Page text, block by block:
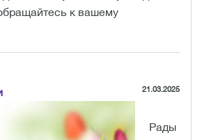
к вашему
21.03.2025
Рады